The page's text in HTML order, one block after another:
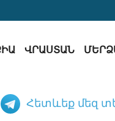
ՎՐԱՍՏԱՆ
Հետևեք մեզ